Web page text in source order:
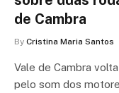
de Cambra
By Cristina Maria Santos
Vale de Cambra
pelo som dos